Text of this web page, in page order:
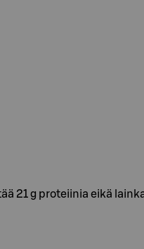
21 g proteiinia eikä